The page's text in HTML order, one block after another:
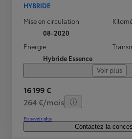
HYBRIDE
Mise en circulation
08-2020
Energie
Hybride Essence
Voir plus
16 199 €
264 €/mois
En savoir plus
Contactez la